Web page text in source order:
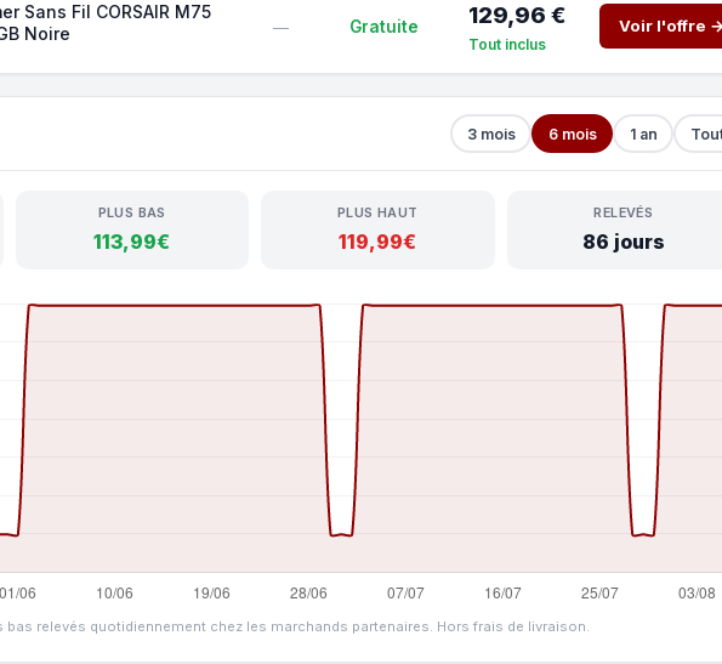
Sans Fil CORSAIR M75
Noire
— Gratuite 129,96 €
Tout inclus
Voir l'offre →
3 mois 6 mois 1 an
PLUS BAS
113,99€
PLUS HAUT
119,99€
RELEVÉS
86 jours
bas relevés quotidiennement chez les marchands partenaires. Hors frais de livraison.